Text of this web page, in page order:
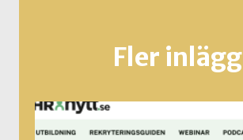
Fler inlägg